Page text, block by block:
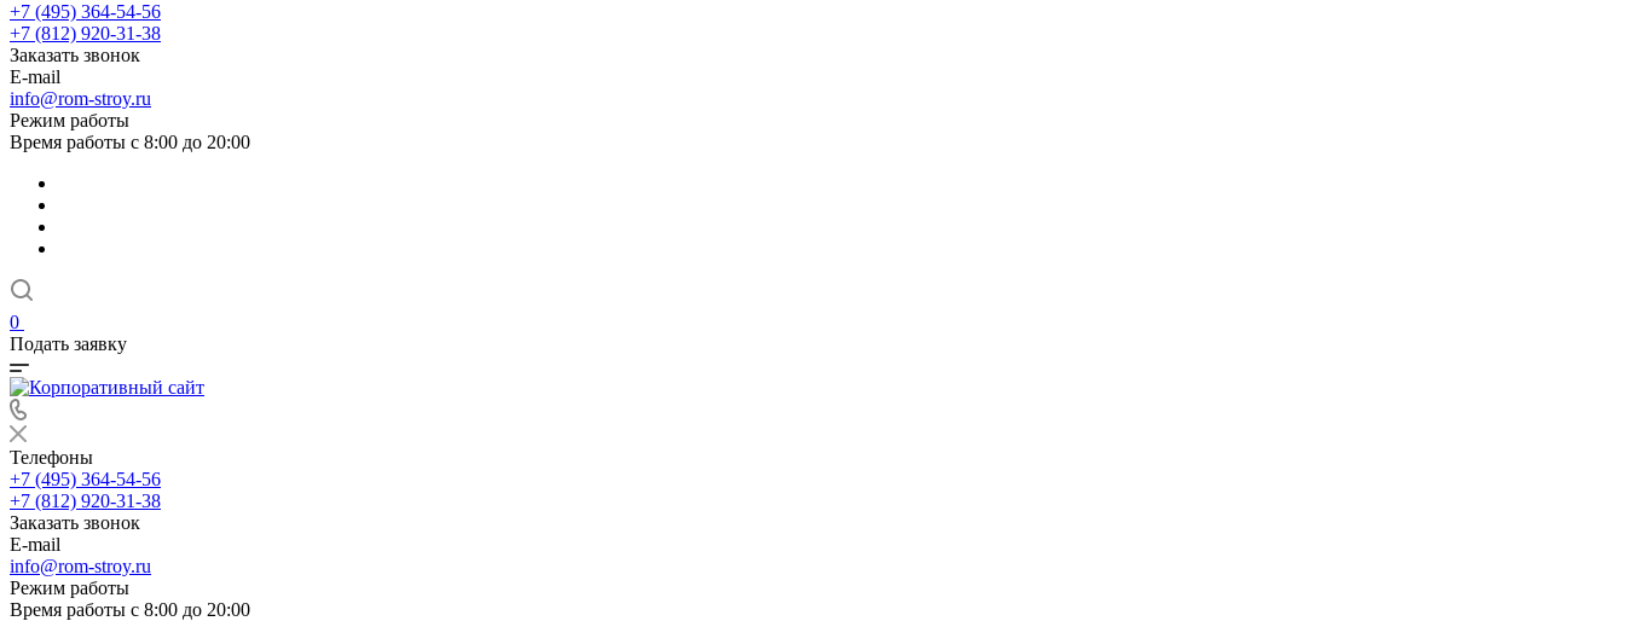
+7 (495) 364-54-56
+7 (812) 920-31-38
Заказать звонок
E-mail
info@rom-stroy.ru
Режим работы
Время работы с 8:00 до 20:00
0
Подать заявку
Телефоны
+7 (495) 364-54-56
+7 (812) 920-31-38
Заказать звонок
E-mail
info@rom-stroy.ru
Режим работы
Время работы с 8:00 до 20:00